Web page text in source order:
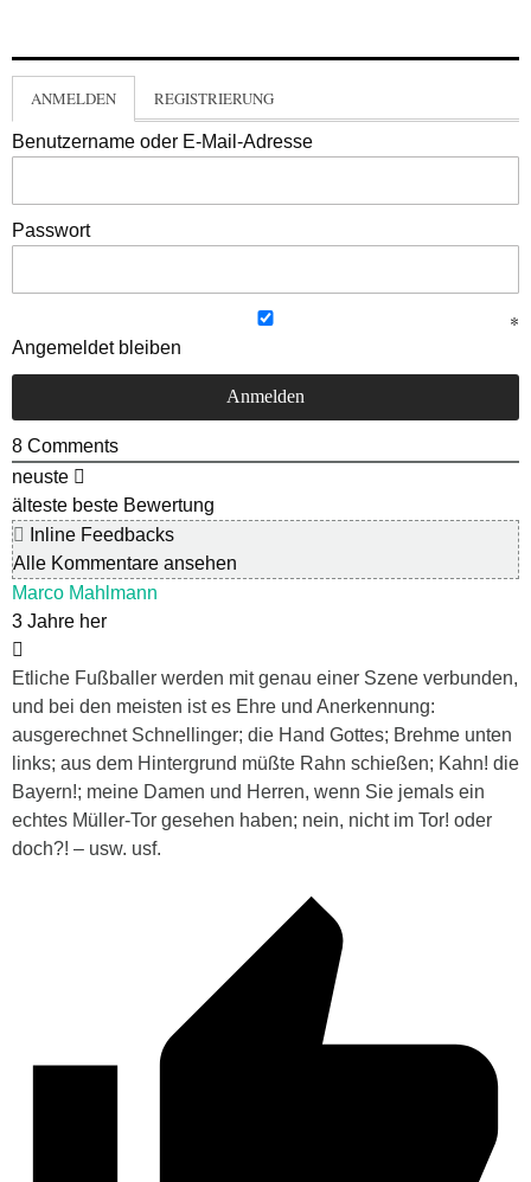
ANMELDEN REGISTRIERUNG
Benutzername oder E-Mail-Adresse
Passwort
Angemeldet bleiben
8 Comments
neuste
älteste beste Bewertung
Inline Feedbacks
Alle Kommentare ansehen
Marco Mahlmann
3 Jahre her
Etliche Fußballer werden mit genau einer Szene verbunden,
und bei den meisten ist es Ehre und Anerkennung:
ausgerechnet Schnellinger; die Hand Gottes; Brehme unten
links; aus dem Hintergrund müßte Rahn schießen; Kahn! die
Bayern!; meine Damen und Herren, wenn Sie jemals ein
echtes Müller-Tor gesehen haben; nein, nicht im Tor! oder
doch?! – usw. usf.